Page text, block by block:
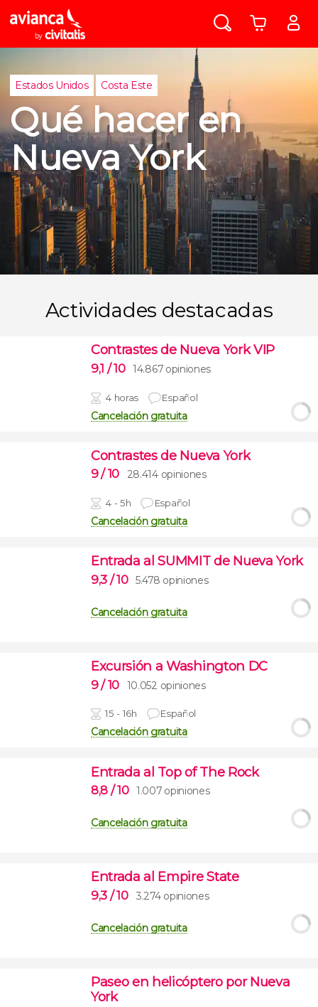
Estados Unidos Costa Este
Qué hacer en
Nueva York
Actividades destacadas
Contrastes de Nueva York VIP
9,1 / 10 14.867 opiniones
4 horas Español
Cancelación gratuita
Contrastes de Nueva York
9/ 10 28.414 opiniones
4 - 5h Español
Cancelación gratuita
Entrada al SUMMIT de Nueva York
9,3 / 10 5.478 opiniones
Cancelación gratuita
Excursión a Washington DC
9/ 10 10.052 opiniones
15 - 16h Español
Cancelación gratuita
Entrada al Top of The Rock
8,8 / 10 1.007 opiniones
Cancelación gratuita
Entrada al Empire State
9,3 / 10 3.274 opiniones
Cancelación gratuita
Paseo en helicóptero por Nueva
York